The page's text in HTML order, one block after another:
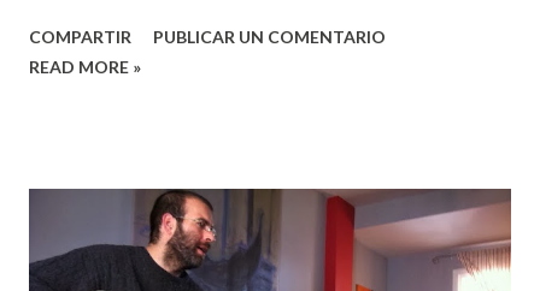
de Crecimiento en marcha y se perciben ganas de seguir
COMPARTIR
PUBLICAR UN COMENTARIO
READ MORE »